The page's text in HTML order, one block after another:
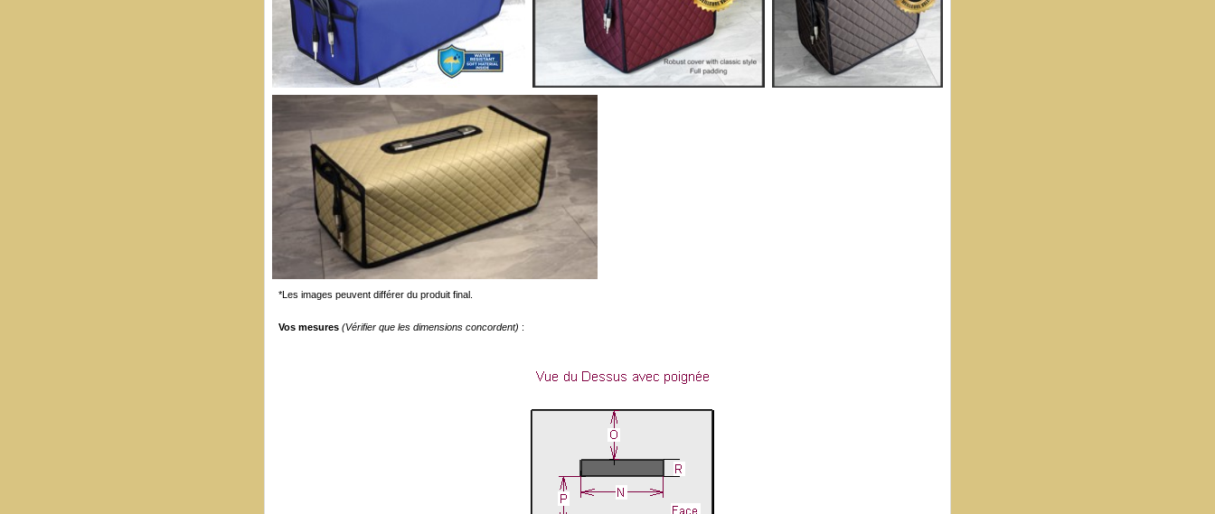
*Les images peuvent différer du produit final.
Vos mesures (Vérifier que les dimensions concordent) :